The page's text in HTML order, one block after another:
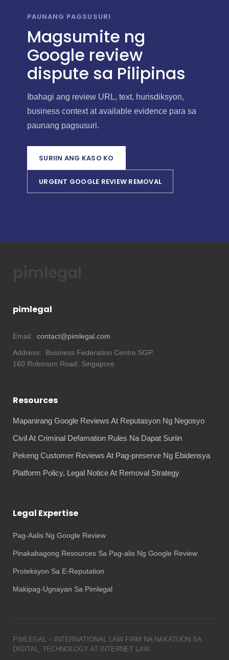
PAUNANG PAGSUSURI
Magsumite ng
Google review
dispute sa Pilipinas
Ibahagi ang review URL, text, hurisdiksyon,
business context at available evidence para sa
paunang pagsusuri.
SURIIN ANG KASO KO
URGENT GOOGLE REVIEW REMOVAL
pimlegal
Email: contact@pimlegal.com
Address:
Business Federation Centre SGP,
160 Robinson Road, Singapore
Resources
Mapanirang Google Reviews At Reputasyon Ng Negosyo
Civil At Criminal Defamation Rules Na Dapat Suriin
Pekeng Customer Reviews At Pag-preserve Ng Ebidensya
Platform Policy, Legal Notice At Removal Strategy
Legal Expertise
Pag-Aalis Ng Google Review
Pinakabagong Resources Sa Pag-alis Ng Google Review
Proteksyon Sa E-Reputation
Makipag-Ugnayan Sa Pimlegal
PIMLEGAL – INTERNATIONAL LAW FIRM NA NAKATUON SA
DIGITAL, TECHNOLOGY AT INTERNET LAW